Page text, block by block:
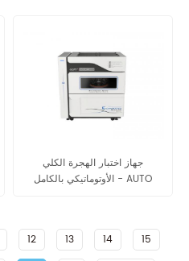
جهاز اختبار الهجرة الكلي
الأوتوماتيكي بالكامل - AUTO
12 13 14
15